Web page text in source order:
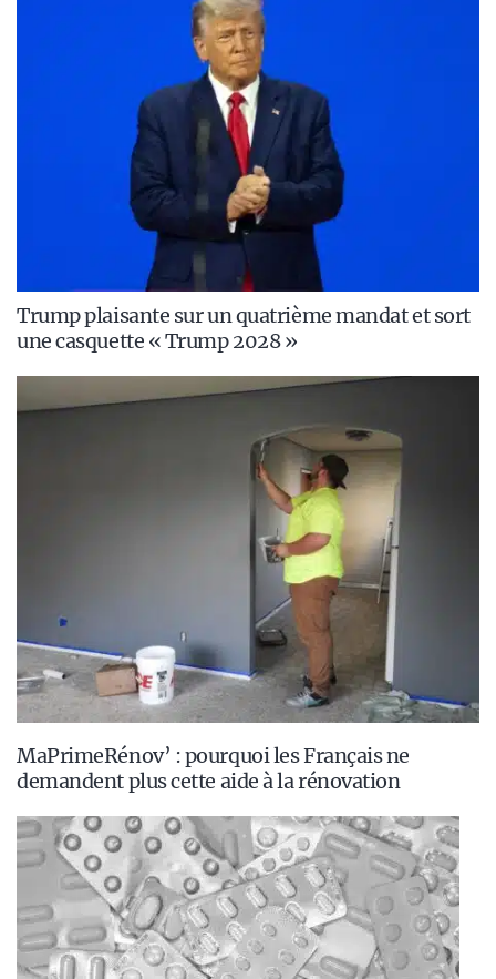
Trump plaisante sur un quatrième mandat et sort
une casquette « Trump 2028 »
MaPrimeRénov’ : pourquoi les Français ne
demandent plus cette aide à la rénovation